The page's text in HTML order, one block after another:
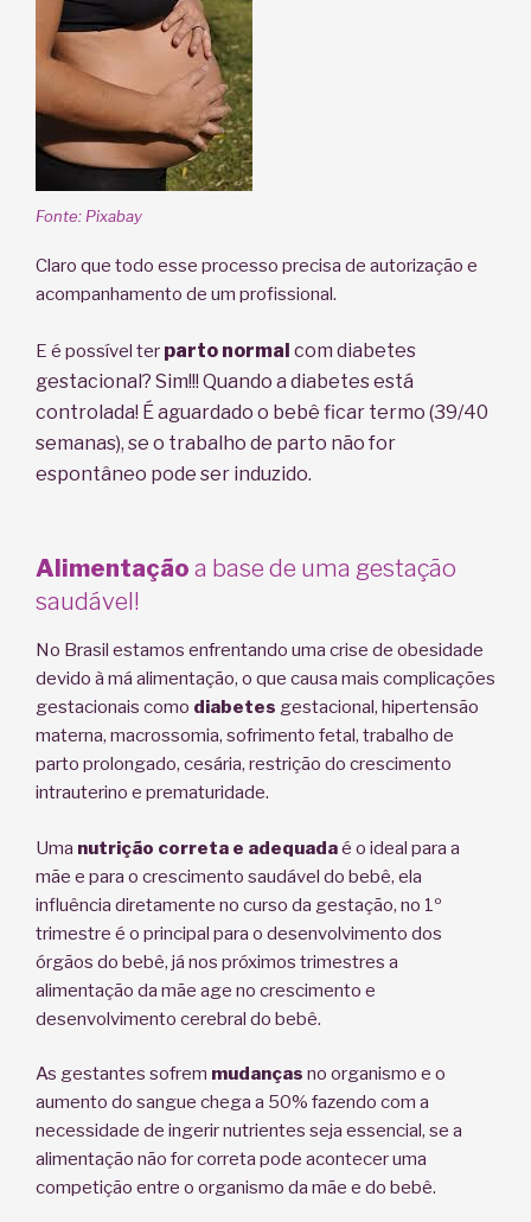
Fonte: Pixabay
Claro que todo esse processo precisa de autorização e
acompanhamento de um profissional.
E é possível ter parto normal com diabetes
gestacional? Sim!!! Quando a diabetes está
controlada! É aguardado o bebê ficar termo (39/40
semanas), se o trabalho de parto não for
espontâneo pode ser induzido.
Alimentação a base de uma gestação
saudável!
No Brasil estamos enfrentando uma crise de obesidade
devido à má alimentação, o que causa mais complicações
gestacionais como diabetes gestacional, hipertensão
materna, macrossomia, sofrimento fetal, trabalho de
parto prolongado, cesária, restrição do crescimento
intrauterino e prematuridade.
Uma nutrição correta e adequadaé o ideal para a
mãe e para o crescimento saudável do bebê, ela
influência diretamente no curso da gestação, no 1º
trimestre é o principal para o desenvolvimento dos
órgãos do bebê, já nos próximos trimestres a
alimentação da mãe age no crescimento e
desenvolvimento cerebral do bebê.
As gestantes sofrem mudanças no organismo e o
aumento do sangue chega a 50% fazendo com a
necessidade de ingerir nutrientes seja essencial, se a
alimentação não for correta pode acontecer uma
competição entre o organismo da mãe e do bebê.